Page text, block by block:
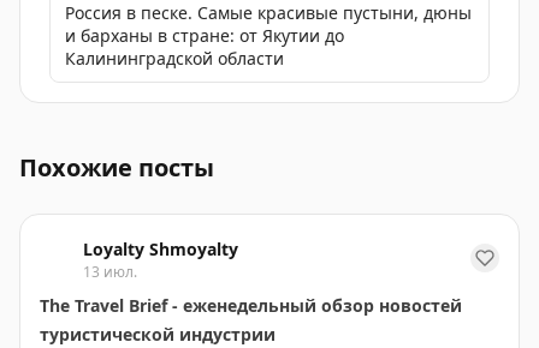
Россия в песке. Самые красивые пустыни, дюны
и барханы в стране: от Якутии до
Калининградской области
Похожие посты
Loyalty Shmoyalty
13 июл.
The Travel Brief - еженедельный обзор новостей
туристической индустрии